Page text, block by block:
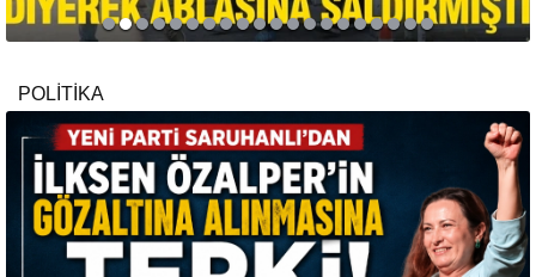
POLİTİKA